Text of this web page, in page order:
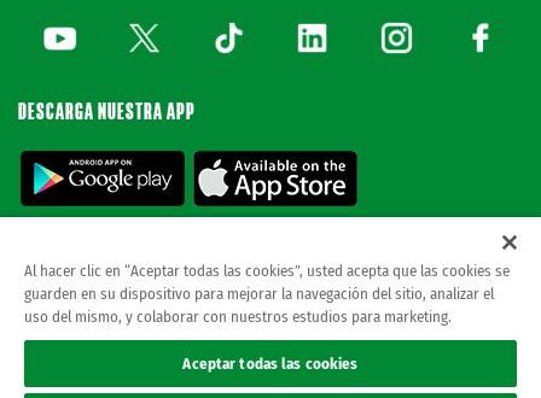
DESCARGA NUESTRA APP
© REAL BETIS BALOMPIE.esta página web es la única oficial del real betis balompie.
todos los derechos reservados.
Al hacer clic en “Aceptar todas las cookies”, usted acepta que las cookies se
guarden en su dispositivo para mejorar la navegación del sitio, analizar el
uso del mismo, y colaborar con nuestros estudios para marketing.
Aceptar todas las cookies